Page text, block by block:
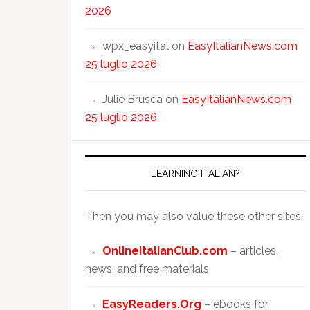
2026
wpx_easyital on EasyItalianNews.com
25 luglio 2026
Julie Brusca on EasyItalianNews.com
25 luglio 2026
LEARNING ITALIAN?
Then you may also value these other sites:
OnlineItalianClub.com – articles,
news, and free materials
EasyReaders.Org – ebooks for